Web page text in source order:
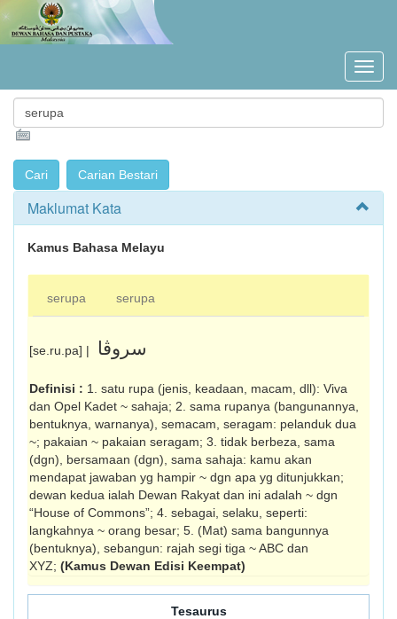
Maklumat Kata
Kamus Bahasa Melayu
serupa serupa
[se.ru.pa] | سروڤا
Definisi : 1. satu rupa (jenis, keadaan, macam, dll): Viva
dan Opel Kadet ~ sahaja; 2. sama rupanya (bangunannya,
bentuknya, warna­nya), semacam, seragam: pelanduk dua
~; pakaian ~ pakaian seragam; 3. tidak berbeza, sama
(dgn), bersamaan (dgn), sama sahaja: kamu akan
mendapat jawaban yg hampir ~ dgn apa yg ditunjukkan;
dewan kedua ialah Dewan Rakyat dan ini adalah ~ dgn
“House of Commons”; 4. sebagai, selaku, seperti:
langkahnya ~ orang besar; 5. (Mat) sama bangunnya
(bentuknya), sebangun: rajah segi tiga ~ ABC dan
XYZ; (Kamus Dewan Edisi Keempat)
Tesaurus